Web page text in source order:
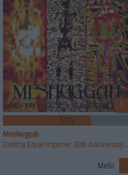
1
7/10
Meshuggah
Destroy Erase Improve: 30th Anniversary Edition
Mehr